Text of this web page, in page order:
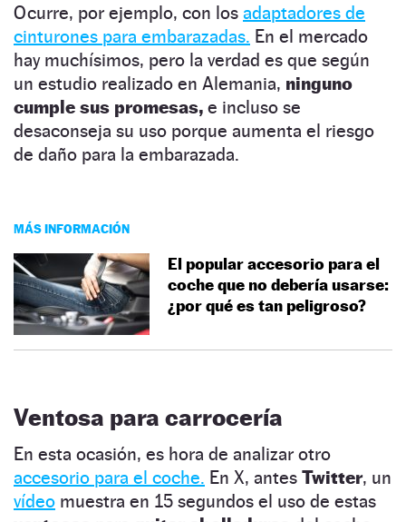
Ocurre, por ejemplo, con los adaptadores de
cinturones para embarazadas. En el mercado
hay muchísimos, pero la verdad es que según
un estudio realizado en Alemania, ninguno
cumple sus promesas, e incluso se
desaconseja su uso porque aumenta el riesgo
de daño para la embarazada.
MÁS INFORMACIÓN
El popular accesorio para el
coche que no debería usarse:
¿por qué es tan peligroso?
Ventosa para carrocería
En esta ocasión, es hora de analizar otro
accesorio para el coche. En X, antes Twitter, un
vídeo muestra en 15 segundos el uso de estas